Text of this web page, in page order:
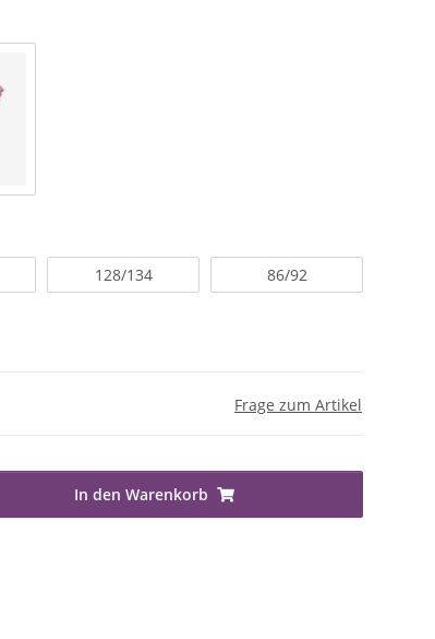
128/134 86/92
Frage zum Artikel
In den Warenkorb